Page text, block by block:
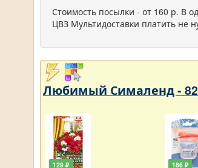
Стоимость посылки - от 160 р. В
ЦВЗ Мультидоставки платить не
Любимый Сималенд -
129 ₽ 186 ₽